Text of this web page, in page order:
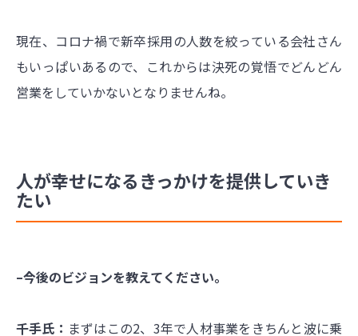
現在、コロナ禍で新卒採用の人数を絞っている会社さん
もいっぱいあるので、これからは決死の覚悟でどんどん
営業をしていかないとなりませんね。
人が幸せになるきっかけを提供していき
たい
–今後のビジョンを教えてください。
千手氏： まずはこの2、3年で人材事業をきちんと波に乗